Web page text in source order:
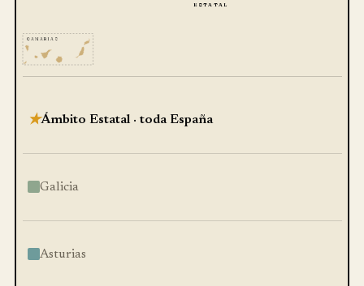
CANARIAS
ESTATAL
★Ámbito Estatal · toda España
Galicia
Asturias